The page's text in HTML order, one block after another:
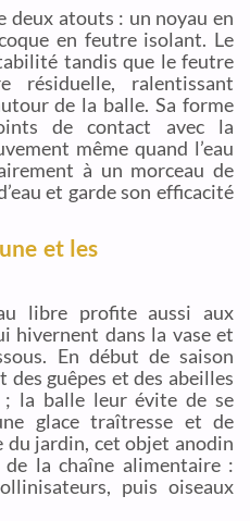
deux atouts : un noyau en
en feutre isolant. Le
tandis que le feutre
résiduelle, ralentissant
de la balle. Sa forme
de contact avec la
même quand l’eau
à un morceau de
et garde son efficacité
et les
libre profite aussi aux
hivernent dans la vase et
En début de saison
guêpes et des abeilles
; la balle leur évite de se
glace traîtresse et de
du jardin, cet objet anodin
de la chaîne alimentaire :
puis oiseaux